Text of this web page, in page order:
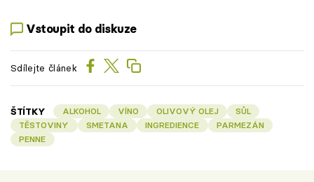
Vstoupit do diskuze
Sdílejte článek
ŠTÍTKY ALKOHOL VÍNO OLIVOVÝ OLEJ
SŮL
TĚSTOVINY
SMETANA INGREDIENCE
PARMEZÁN
PENNE